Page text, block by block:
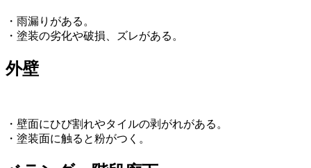
・雨漏りがある。
・塗装の劣化や破損、ズレがある。
外壁
・壁面にひび割れやタイルの剥がれがある。
・塗装面に触ると粉がつく。